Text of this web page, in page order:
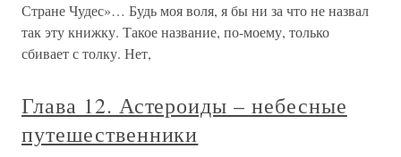
Стране Чудес»… Будь моя воля, я бы ни за что не назвал
так эту книжку. Такое название, по-моему, только
сбивает с толку. Нет,
Глава 12. Астероиды – небесные
путешественники